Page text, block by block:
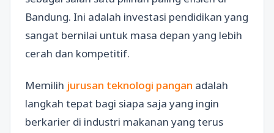
Bandung. Ini adalah investasi pendidikan yang
sangat bernilai untuk masa depan yang lebih
cerah dan kompetitif.
Memilih jurusan teknologi pangan adalah
langkah tepat bagi siapa saja yang ingin
berkarier di industri makanan yang terus